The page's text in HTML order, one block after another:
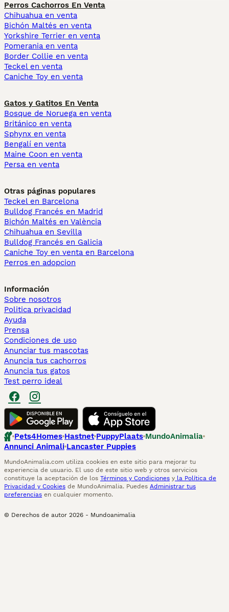
Perros Cachorros En Venta
Chihuahua en venta
Bichón Maltés en venta
Yorkshire Terrier en venta
Pomerania en venta
Border Collie en venta
Teckel en venta
Caniche Toy en venta
Gatos y Gatitos En Venta
Bosque de Noruega en venta
Británico en venta
Sphynx en venta
Bengalí en venta
Maine Coon en venta
Persa en venta
Otras páginas populares
Teckel en Barcelona
Bulldog Francés en Madrid
Bichón Maltés en València
Chihuahua en Sevilla
Bulldog Francés en Galicia
Caniche Toy en venta en Barcelona
Perros en adopcion
Información
Sobre nosotros
Politica privacidad
Ayuda
Prensa
Condiciones de uso
Anunciar tus mascotas
Anuncia tus cachorros
Anuncia tus gatos
Test perro ideal
Pets4Homes Hastnet PuppyPlaats MundoAnimalia
Annunci Animali Lancaster Puppies
MundoAnimalia.com utiliza cookies en este sitio para mejorar tu
experiencia de usuario. El uso de este sitio web y otros servicios
constituye la aceptación de los Términos y Condiciones y la Política de
Privacidad y Cookies de MundoAnimalia. Puedes Administrar tus
preferencias en cualquier momento.
© Derechos de autor 2026 - Mundoanimalia